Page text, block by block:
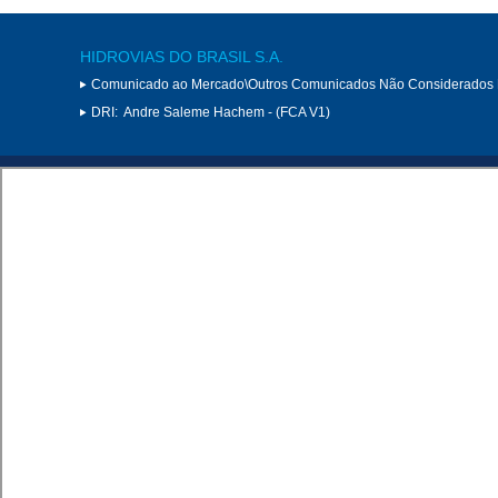
HIDROVIAS DO BRASIL S.A.
Comunicado ao Mercado\Outros Comunicados Não Considerados
DRI: Andre Saleme Hachem - (FCA V1)